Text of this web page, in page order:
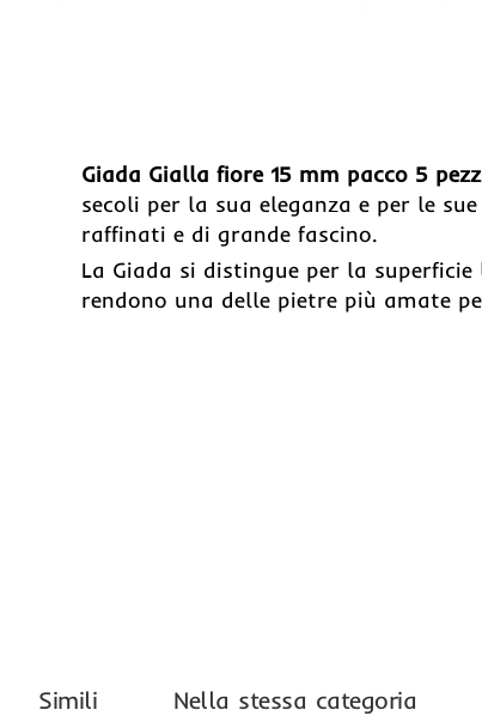
Giada Gialla fiore 15 mm pacco 5
secoli per la sua eleganza e per le
raffinati e di grande fascino.
La Giada si distingue per la
rendono una delle pietre più amate
Simili Nella stessa categoria